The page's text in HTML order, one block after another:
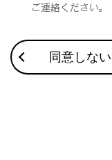
このページは役
ご連絡ください。
同意しない